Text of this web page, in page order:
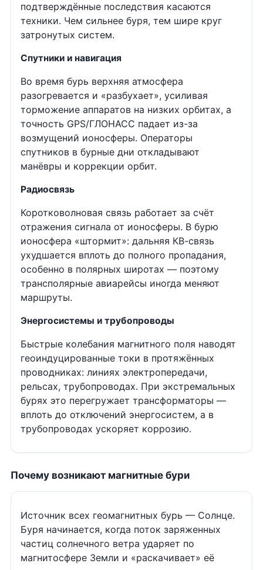
подтверждённые последствия касаются
техники. Чем сильнее буря, тем шире круг
затронутых систем.
Спутники и навигация
Во время бурь верхняя атмосфера
разогревается и «разбухает», усиливая
торможение аппаратов на низких орбитах, а
точность GPS/ГЛОНАСС падает из-за
возмущений ионосферы. Операторы
спутников в бурные дни откладывают
манёвры и коррекции орбит.
Радиосвязь
Коротковолновая связь работает за счёт
отражения сигнала от ионосферы. В бурю
ионосфера «штормит»: дальняя КВ-связь
ухудшается вплоть до полного пропадания,
особенно в полярных широтах — поэтому
трансполярные авиарейсы иногда меняют
маршруты.
Энергосистемы и трубопроводы
Быстрые колебания магнитного поля наводят
геоиндуцированные токи в протяжённых
проводниках: линиях электропередачи,
рельсах, трубопроводах. При экстремальных
бурях это перегружает трансформаторы —
вплоть до отключений энергосистем, а в
трубопроводах ускоряет коррозию.
Почему возникают магнитные бури
Источник всех геомагнитных бурь — Солнце.
Буря начинается, когда поток заряженных
частиц солнечного ветра ударяет по
магнитосфере Земли и «раскачивает» её